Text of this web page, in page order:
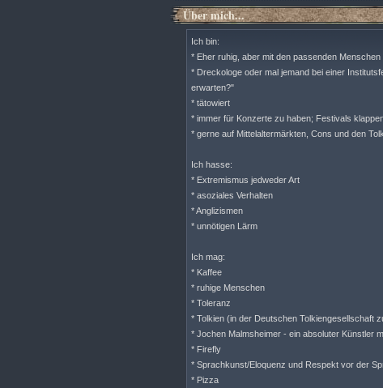
Über mich...
Ich bin:
* Eher ruhig, aber mit den passenden
* Dreckologe oder mal jemand bei einer
erwarten?"
* tätowiert
* immer für Konzerte zu haben; Festivals
* gerne auf Mittelaltermärkten, Cons und den
Ich hasse:
* Extremismus jedweder Art
* asoziales Verhalten
* Anglizismen
* unnötigen Lärm
Ich mag:
* Kaffee
* ruhige Menschen
* Toleranz
* Tolkien (in der Deutschen Tolkiengesellschaft
* Jochen Malmsheimer - ein absoluter Künstler
* Firefly
* Sprachkunst/Eloquenz und Respekt vor der
* Pizza